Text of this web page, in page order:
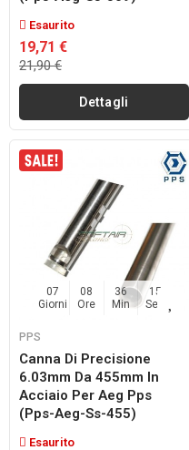
Esaurito
19,71 €
21,90 €
Dettagli
07
Giorni
08
Ore
36
Min
14
Sec
PPS
Canna Di Precisione
6.03mm Da 455mm In
Acciaio Per Aeg Pps
(pps-Aeg-Ss-455)
Esaurito